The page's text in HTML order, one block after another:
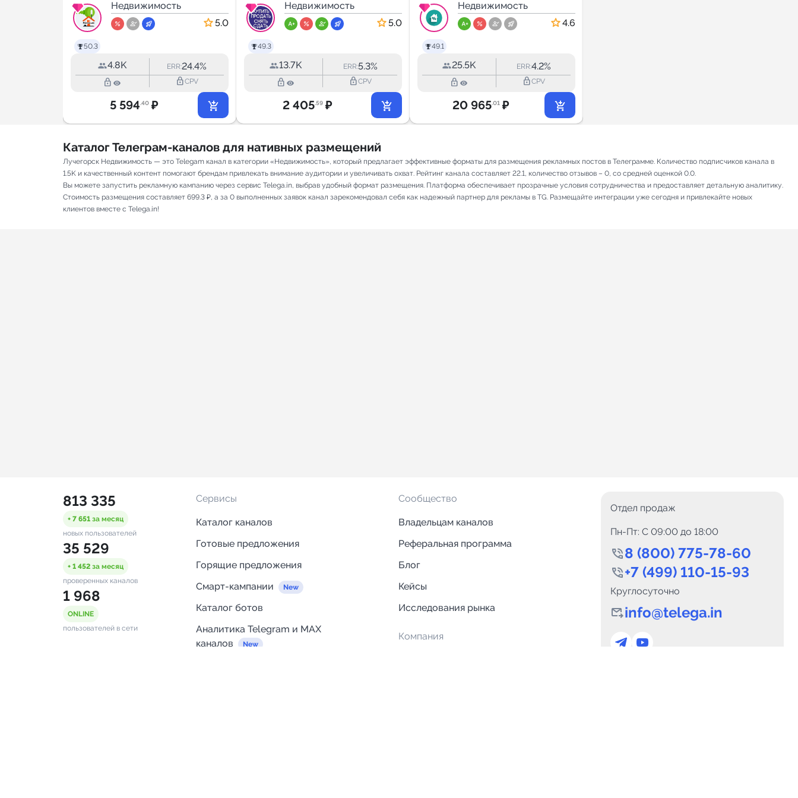
50.3
Москве |
Новостройки
Недвижимость
5.0
4.8K ERR:24.4%
lock_outline lock_outlineCPV
5 594.40 ₽
49.3
Донецк,Макеевк
а,Мариуполь
Недвижимость
5.0
13.7K ERR:5.3%
lock_outline lock_outlineCPV
2 405.59 ₽
49.1
МСК
Недвижимость
4.6
25.5K ERR:4.2%
lock_outline lock_outlineCPV
20 965.01 ₽
Каталог Телеграм-каналов для нативных размещений
Лучегорск Недвижимость — это Telegam канал в категории «Недвижимость», который предлагает эффективные форматы для размещения рекламных постов в Телеграмме. Количество подписчиков канала в
1.5K и качественный контент помогают брендам привлекать внимание аудитории и увеличивать охват. Рейтинг канала составляет 22.1, количество отзывов – 0, со средней оценкой 0.0.
Вы можете запустить рекламную кампанию через сервис Telega.in, выбрав удобный формат размещения. Платформа обеспечивает прозрачные условия сотрудничества и предоставляет детальную аналитику.
Стоимость размещения составляет 699.3 ₽, а за 0 выполненных заявок канал зарекомендовал себя как надежный партнер для рекламы в TG. Размещайте интеграции уже сегодня и привлекайте новых
клиентов вместе с Telega.in!
813 335
+ 7 651 за месяц
новых пользователей
35 529
+ 1 452 за месяц
проверенных каналов
1 968
ONLINE
пользователей в сети
Сервисы
Каталог каналов
Готовые предложения
Горящие предложения
Смарт-кампании
Каталог ботов
Аналитика Telegram и MAX
каналов
Сообщество
Владельцам каналов
Реферальная программа
Блог
Кейсы
Исследования рынка
Компания
Отдел продаж
Пн-Пт: C 09:00 до 18:00
8 (800) 775-78-60
+7 (499) 110-15-93
Круглосуточно
info@telega.in